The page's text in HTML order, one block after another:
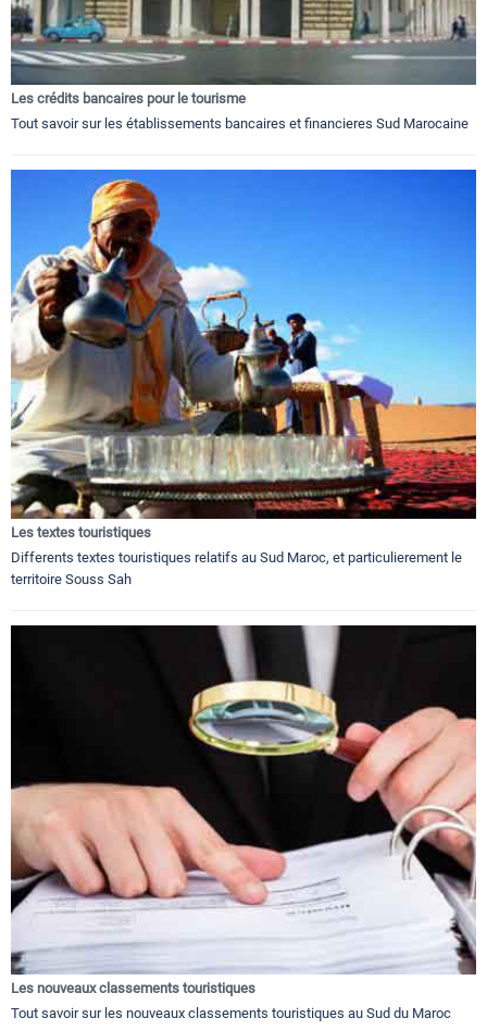
Les crédits bancaires pour le tourisme
Tout savoir sur les établissements bancaires et financieres Sud Marocaine
Les textes touristiques
Differents textes touristiques relatifs au Sud Maroc, et particulierement le
territoire Souss Sah
Les nouveaux classements touristiques
Tout savoir sur les nouveaux classements touristiques au Sud du Maroc